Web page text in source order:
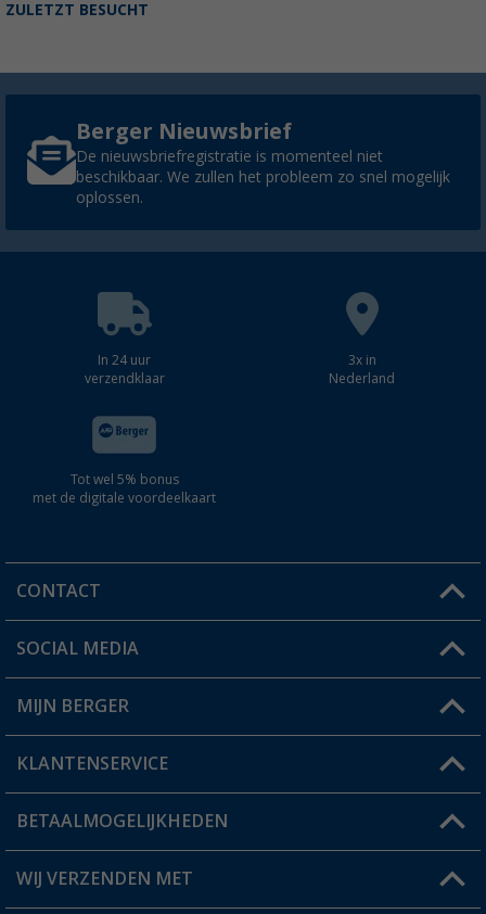
ZULETZT BESUCHT
Berger Nieuwsbrief
De nieuwsbriefregistratie is momenteel niet
beschikbaar. We zullen het probleem zo snel mogelijk
oplossen.
In 24 uur
verzendklaar
3x in
Nederland
Tot wel 5% bonus
met de digitale voordeelkaart
CONTACT
Een vraag?
Winkel vinden
SOCIAL MEDIA
MIJN BERGER
Mijn account
Status bestelling
Verlanglijstje
KLANTENSERVICE
FAQ & Contact
Verzendinformatie
BETAALMOGELIJKHEDEN
WIJ VERZENDEN MET